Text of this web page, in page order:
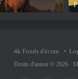
4k Fonds d'écran
Droits d'auteur © 2026 ·